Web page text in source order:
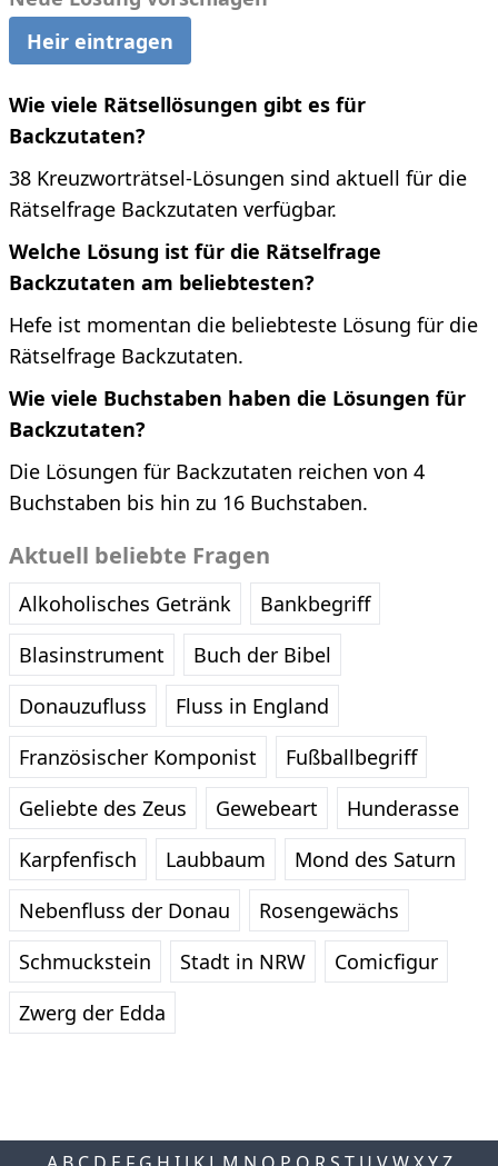
Heir eintragen
Wie viele Rätsellösungen gibt es für
Backzutaten?
38 Kreuzworträtsel-Lösungen sind aktuell für die
Rätselfrage Backzutaten verfügbar.
Welche Lösung ist für die Rätselfrage
Backzutaten am beliebtesten?
Hefe ist momentan die beliebteste Lösung für die
Rätselfrage Backzutaten.
Wie viele Buchstaben haben die Lösungen für
Backzutaten?
Die Lösungen für Backzutaten reichen von 4
Buchstaben bis hin zu 16 Buchstaben.
Aktuell beliebte Fragen
Alkoholisches Getränk
Bankbegriff
Blasinstrument
Buch der Bibel
Donauzufluss
Fluss in England
Französischer Komponist
Fußballbegriff
Geliebte des Zeus
Gewebeart
Hunderasse
Karpfenfisch
Laubbaum
Mond des Saturn
Nebenfluss der Donau
Rosengewächs
Schmuckstein
Stadt in NRW
Comicfigur
Zwerg der Edda